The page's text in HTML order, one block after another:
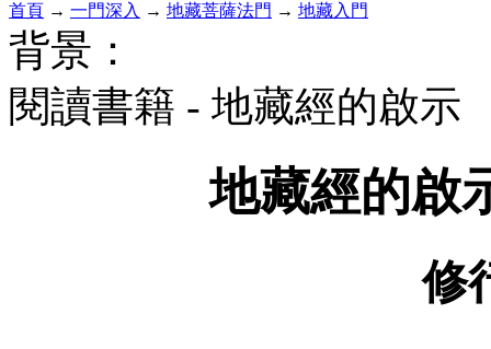
首頁 → 一門深入 → 地藏菩薩法門 → 地藏入門
背景：
閱讀書籍 - 地藏經的啟
地藏經的
修